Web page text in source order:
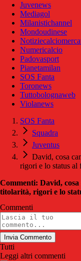
Juvenews
Mediagol
Milanistichannel
Mondoudinese
Numericalcio
Padovasport
Pianetamilan
SOS Fanta
Toronews
Tuttobolognaweb
Violanews
SOS Fanta
Squadra
Juventus
David, cosa
rigori e lo status al
Commenti: David,
titolarità, rigori e lo
Commenti
Invia Commento
Tutti
Leggi altri commenti